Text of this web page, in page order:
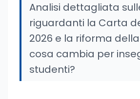
Analisi dettagliata
riguardanti la Carta
2026 e la riforma
cosa cambia per
studenti?